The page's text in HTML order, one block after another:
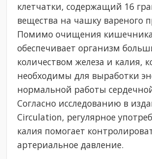
клетчатки, содержащий 16
вещества на чашку вареного
Помимо очищения
обеспечивает организм
количеством железа и калия,
необходимы для выработки
нормальной работы
Согласно исследованию в
Circulation, регулярное
калия помогает
артериальное давление.